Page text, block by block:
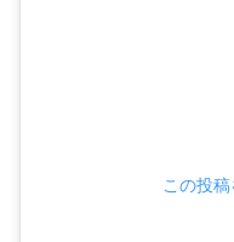
この投